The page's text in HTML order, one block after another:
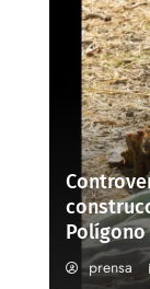
prensa